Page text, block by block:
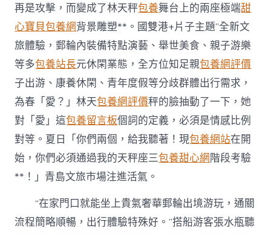
再是攻擊，而變成了林天秤包養舞台上的兩座極端甜
心寶貝包養網背景雕塑**。國雙港+片子主題”全新文
旅體驗，郵輪內裝備特點演藝、舉世美食、親子游樂
等多包養站長元休閑業態，全方位知足親包養網評價
子出游、康養休閑、青年度假等分歧群體出行需求，
為春「愛？」林天包養網評價秤的臉抽動了一下，她
對「愛」這包養留言板個詞的定義，必須是情感比例
對等。夏日「你們兩個，給我聽著！現包養網站在開
始，你們必須通過我的天秤座三包養甜心網階段考驗
**！」青島文旅市場注進活氣。
“在家門口就能坐上貴氣奢華郵輪出境游玩，通關
流程簡略順暢，出行體驗特殊好。”搭船游客張水瓶聽